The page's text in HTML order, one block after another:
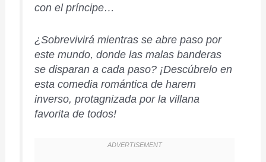
con el príncipe…
¿Sobrevivirá mientras se abre paso por
este mundo, donde las malas banderas
se disparan a cada paso? ¡Descúbrelo en
esta comedia romántica de harem
inverso, protagnizada por la villana
favorita de todos!